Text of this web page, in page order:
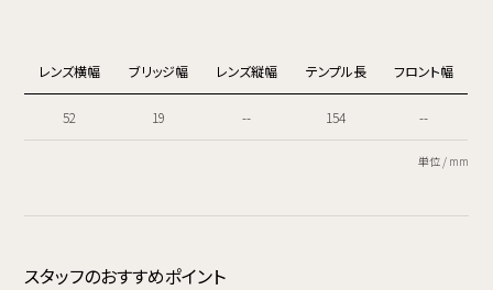
レンズ横幅 ブリッジ幅 レンズ縦幅 テンプル長 フロント幅
52 19 -- 154 --
単位 / mm
スタッフのおすすめポイント